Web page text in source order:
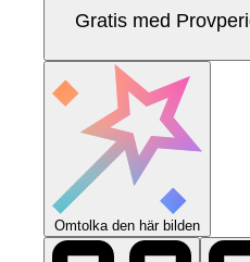
Gratis med
Omtolka den här bilden